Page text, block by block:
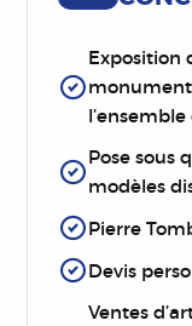
Exposition
Pose sous
modèles
Pierre
Devis
Ventes